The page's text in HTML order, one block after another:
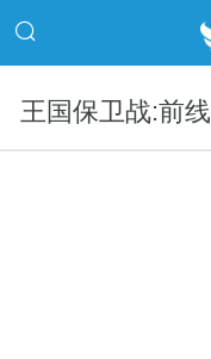
王国保卫战:前线